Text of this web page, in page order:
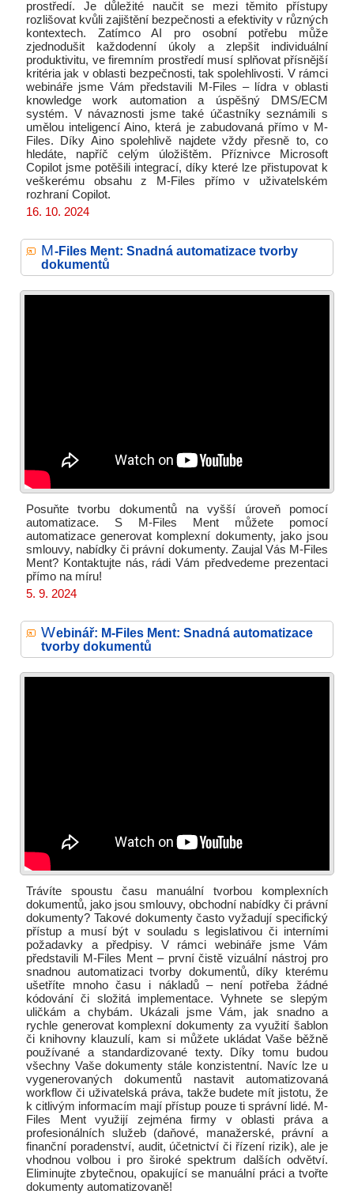
prostředí. Je důležité naučit se mezi těmito přístupy
rozlišovat kvůli zajištění bezpečnosti a efektivity v různých
kontextech. Zatímco AI pro osobní potřebu může
zjednodušit každodenní úkoly a zlepšit individuální
produktivitu, ve firemním prostředí musí splňovat přísnější
kritéria jak v oblasti bezpečnosti, tak spolehlivosti. V rámci
webináře jsme Vám představili M-Files – lídra v oblasti
knowledge work automation a úspěšný DMS/ECM
systém. V návaznosti jsme také účastníky seznámili s
umělou inteligencí Aino, která je zabudovaná přímo v M-
Files. Díky Aino spolehlivě najdete vždy přesně to, co
hledáte, napříč celým úložištěm. Příznivce Microsoft
Copilot jsme potěšili integrací, díky které lze přistupovat k
veškerému obsahu z M-Files přímo v uživatelském
rozhraní Copilot.
16. 10. 2024
M-Files Ment: Snadná automatizace tvorby
dokumentů
Posuňte tvorbu dokumentů na vyšší úroveň pomocí
automatizace. S M-Files Ment můžete pomocí
automatizace generovat komplexní dokumenty, jako jsou
smlouvy, nabídky či právní dokumenty. Zaujal Vás M-Files
Ment? Kontaktujte nás, rádi Vám předvedeme prezentaci
přímo na míru!
5. 9. 2024
Webinář: M-Files Ment: Snadná automatizace
tvorby dokumentů
Trávíte spoustu času manuální tvorbou komplexních
dokumentů, jako jsou smlouvy, obchodní nabídky či právní
dokumenty? Takové dokumenty často vyžadují specifický
přístup a musí být v souladu s legislativou či interními
požadavky a předpisy. V rámci webináře jsme Vám
představili M-Files Ment – první čistě vizuální nástroj pro
snadnou automatizaci tvorby dokumentů, díky kterému
ušetříte mnoho času i nákladů – není potřeba žádné
kódování či složitá implementace. Vyhnete se slepým
uličkám a chybám. Ukázali jsme Vám, jak snadno a
rychle generovat komplexní dokumenty za využití šablon
či knihovny klauzulí, kam si můžete ukládat Vaše běžně
používané a standardizované texty. Díky tomu budou
všechny Vaše dokumenty stále konzistentní. Navíc lze u
vygenerovaných dokumentů nastavit automatizovaná
workflow či uživatelská práva, takže budete mít jistotu, že
k citlivým informacím mají přístup pouze ti správní lidé. M-
Files Ment využijí zejména firmy v oblasti práva a
profesionálních služeb (daňové, manažerské, právní a
finanční poradenství, audit, účetnictví či řízení rizik), ale je
vhodnou volbou i pro široké spektrum dalších odvětví.
Eliminujte zbytečnou, opakující se manuální práci a tvořte
dokumenty automatizovaně!